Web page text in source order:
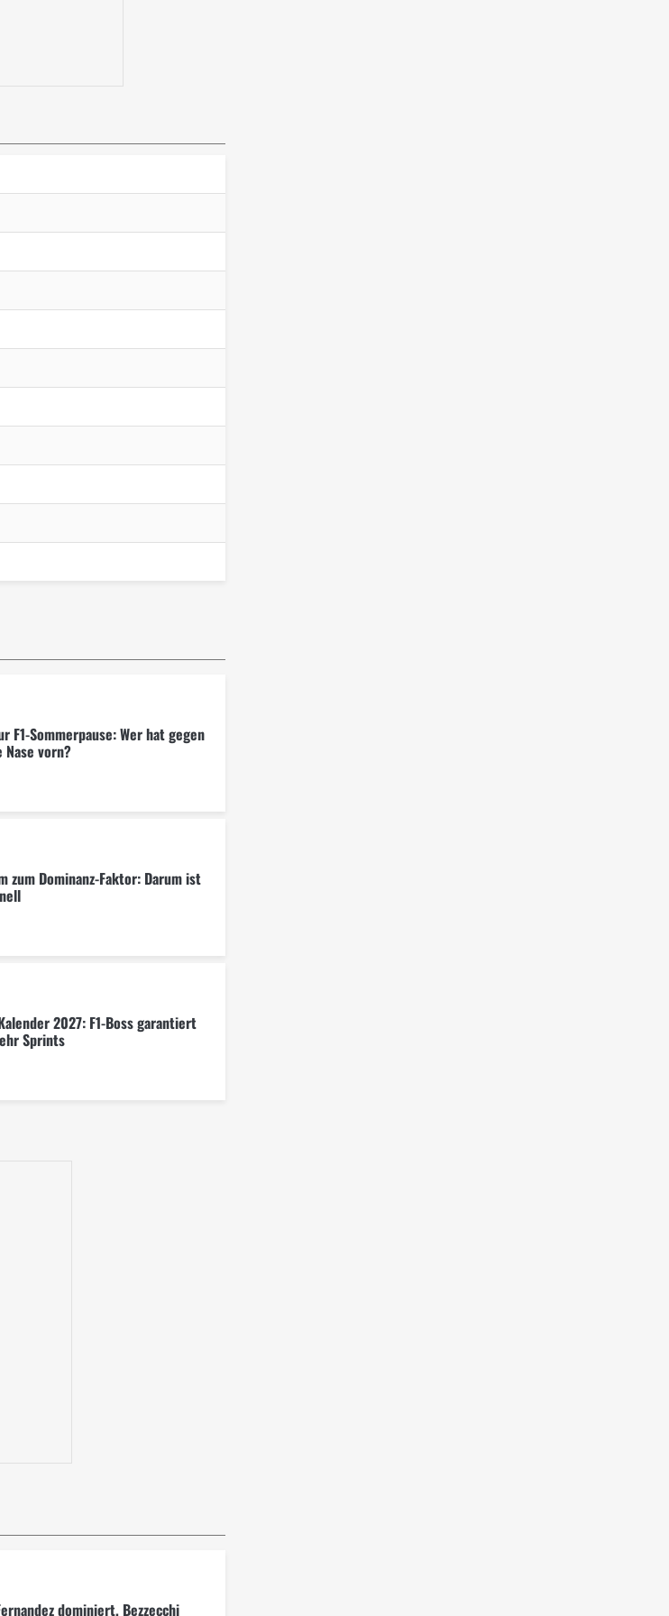
F1-Sommerpause: Wer hat gegen
Nase vorn?
zum Dominanz-Faktor: Darum ist
2027: F1-Boss garantiert
Sprints
dominiert, Bezzecchi